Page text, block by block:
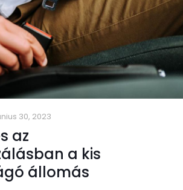
30, 2023
az
a kis
állomás